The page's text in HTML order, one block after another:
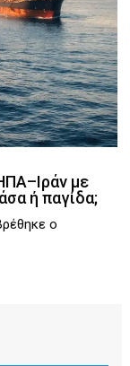
με
ή παγίδα;
ο